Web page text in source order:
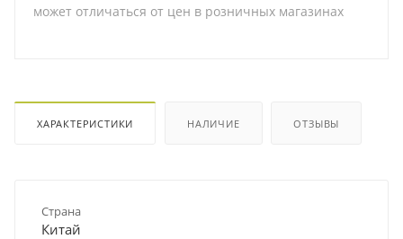
может отличаться от цен в розничных магазинах
ХАРАКТЕРИСТИКИ НАЛИЧИЕ ОТЗЫВЫ
Страна
Китай